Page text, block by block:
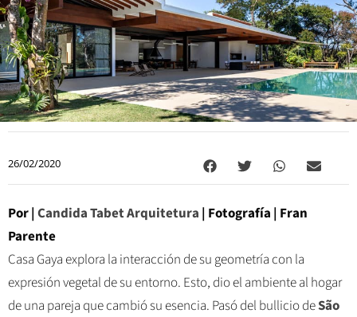
26/02/2020
Por | Candida Tabet Arquitetura | Fotografía | Fran
Parente
Casa Gaya explora la interacción de su geometría con la
expresión vegetal de su entorno. Esto, dio el ambiente al hogar
de una pareja que cambió su esencia. Pasó del bullicio deSão